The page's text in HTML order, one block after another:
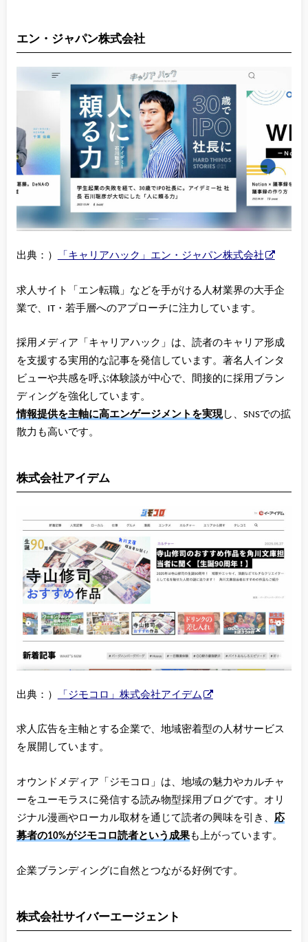
エン・ジャパン株式会社
出典：） 「キャリアハック」エン・ジャパン株式会社
求人サイト「エン転職」などを手がける人材業界の大手企
業で、IT・若手層へのアプローチに注力しています。
採用メディア「キャリアハック」は、読者のキャリア形成
を支援する実用的な記事を発信しています。著名人インタ
ビューや共感を呼ぶ体験談が中心で、間接的に採用ブラン
ディングを強化しています。
情報提供を主軸に高エンゲージメントを実現し、SNSでの拡
散力も高いです。
株式会社アイデム
出典：） 「ジモコロ」株式会社アイデム
求人広告を主軸とする企業で、地域密着型の人材サービス
を展開しています。
オウンドメディア「ジモコロ」は、地域の魅力やカルチャ
ーをユーモラスに発信する読み物型採用ブログです。オリ
ジナル漫画やローカル取材を通じて読者の興味を引き、 応
募者の10%がジモコロ読者という成果も上がっています。
企業ブランディングに自然とつながる好例です。
株式会社サイバーエージェント